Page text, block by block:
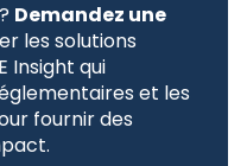
Demandez une
les solutions
Insight qui
et les
fournir des